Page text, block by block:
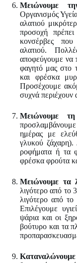
Μειώνουμε
Οργανισμός
αλατιού
προσοχή
κονσέρβες που
αλατιού.
αποφεύγουμε να
φαγητό μας στο
και φρέσκα
Προσέχουμε
συχνά περιέχουν
Μειώνουμε
ημέρας με
γλυκού
ροφήματα ή τα
φρέσκα φρούτα
Μειώνουμε τα
λιγότερο από το
λιγότερο από
Επιλέγουμε
ψάρια και οι
βούτυρο και τα